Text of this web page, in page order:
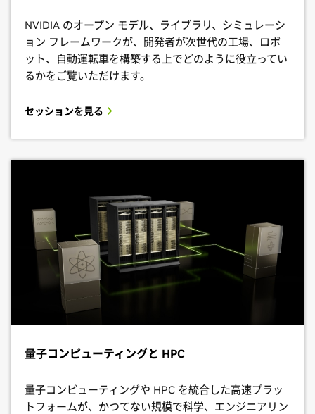
NVIDIA のオープン モデル、ライブラリ、シミュレーシ
ョン フレームワークが、開発者が次世代の工場、ロボ
ット、自動運転車を構築する上でどのように役立ってい
るかをご覧いただけます。
セッションを見る
量子コンピューティングと HPC
量子コンピューティングや HPC を統合した高速プラッ
トフォームが、かつてない規模で科学、エンジニアリン